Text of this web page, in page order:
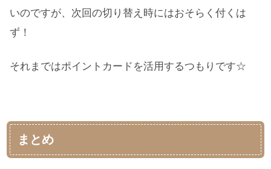
いのですが、次回の切り替え時にはおそらく付くは
ず！
それまではポイントカードを活用するつもりです☆
まとめ